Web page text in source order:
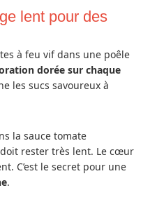
lent pour des
à feu vif dans une poêle
dorée sur chaque
les sucs savoureux à
la sauce tomate
rester très lent. Le cœur
C’est le secret pour une
.